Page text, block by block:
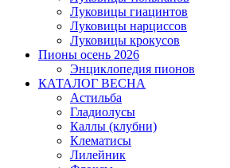
Луковицы гиацинтов
Луковицы нарциссов
Луковицы крокусов
Пионы осень 2026
Энциклопедия пионов
КАТАЛОГ ВЕСНА
Астильба
Гладиолусы
Каллы (клубни)
Клематисы
Лилейник